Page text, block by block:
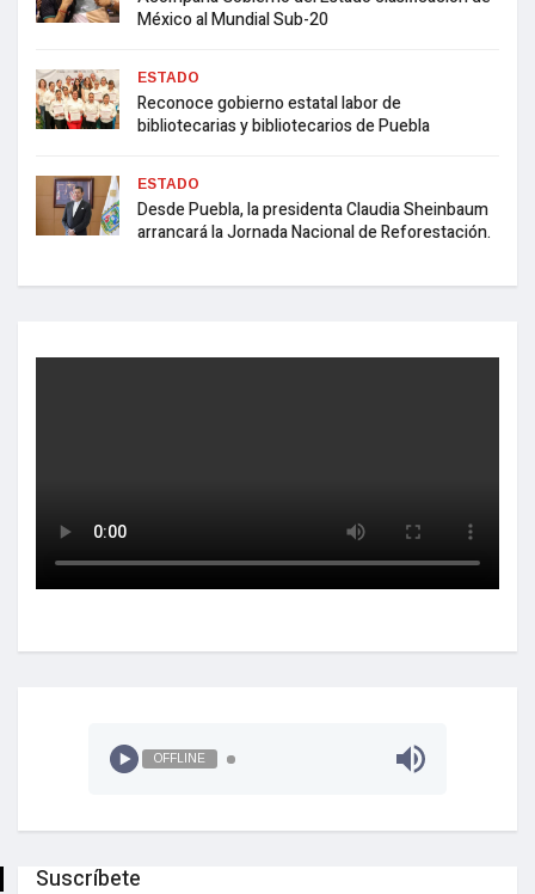
México al Mundial Sub-20
ESTADO
Reconoce gobierno estatal labor de
bibliotecarias y bibliotecarios de Puebla
ESTADO
Desde Puebla, la presidenta Claudia Sheinbaum
arrancará la Jornada Nacional de Reforestación.
OFFLINE
Suscríbete